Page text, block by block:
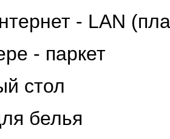
- LAN
- паркет
стол
белья